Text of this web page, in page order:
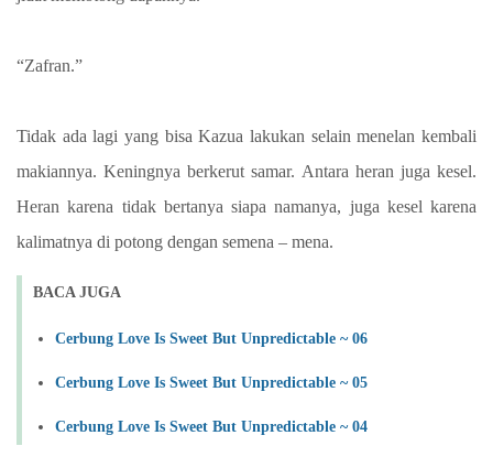
“Zafran.”
Tidak ada lagi yang bisa Kazua lakukan selain menelan kembali
makiannya. Keningnya berkerut samar. Antara heran juga kesel.
Heran karena tidak bertanya siapa namanya, juga kesel karena
kalimatnya di potong dengan semena – mena.
BACA JUGA
Cerbung Love Is Sweet But Unpredictable ~ 06
Cerbung Love Is Sweet But Unpredictable ~ 05
Cerbung Love Is Sweet But Unpredictable ~ 04